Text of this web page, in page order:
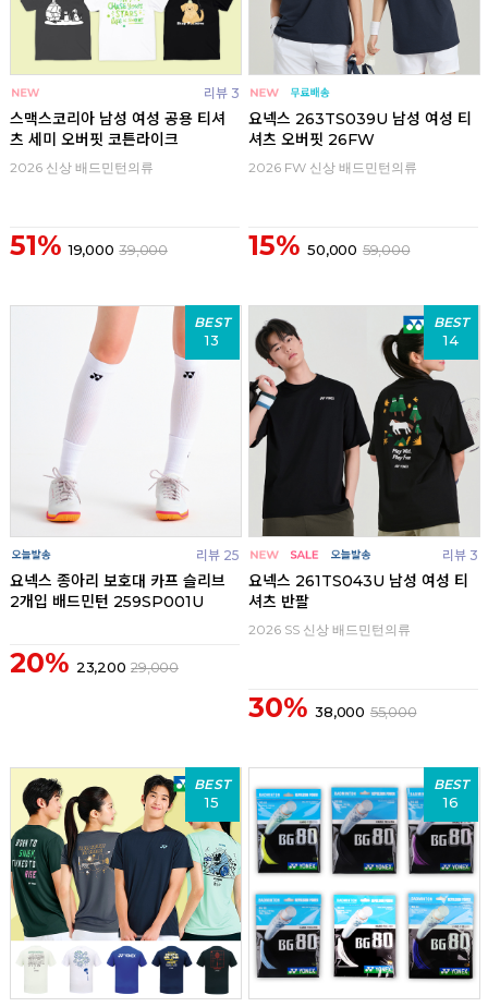
리뷰 3
스맥스코리아 남성 여성 공용 티셔
츠 세미 오버핏 코튼라이크
2026 신상 배드민턴의류
51% 19,000 39,000
요넥스 263TS039U 남성 여성 티
셔츠 오버핏 26FW
2026 FW 신상 배드민턴의류
15% 50,000 59,000
BEST
13
리뷰 25
요넥스 종아리 보호대 카프 슬리브
2개입 배드민턴 259SP001U
20% 23,200 29,000
BEST
14
리뷰 3
요넥스 261TS043U 남성 여성 티
셔츠 반팔
2026 SS 신상 배드민턴의류
30% 38,000 55,000
BEST
15
BEST
16